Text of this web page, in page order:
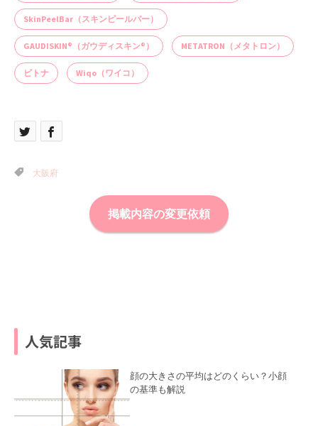
SkinPeelBar（スキンピールバー）
GAUDISKIN®（ガウディスキン®） METATRON（メタトロン）
ビトナ Wiqo（ワイコ）
大阪府
掲載内容の変更依頼
人気記事
顔の大きさの平均はどのくらい？小顔
の基準も解説